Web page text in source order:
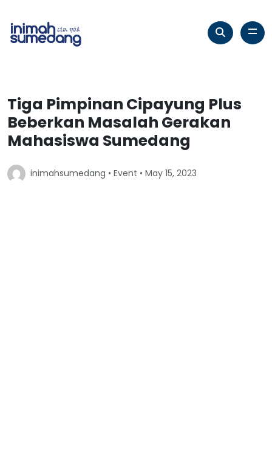
Tiga Pimpinan Cipayung Plus
Beberkan Masalah Gerakan
Mahasiswa Sumedang
inimahsumedang • Event • May 15, 2023